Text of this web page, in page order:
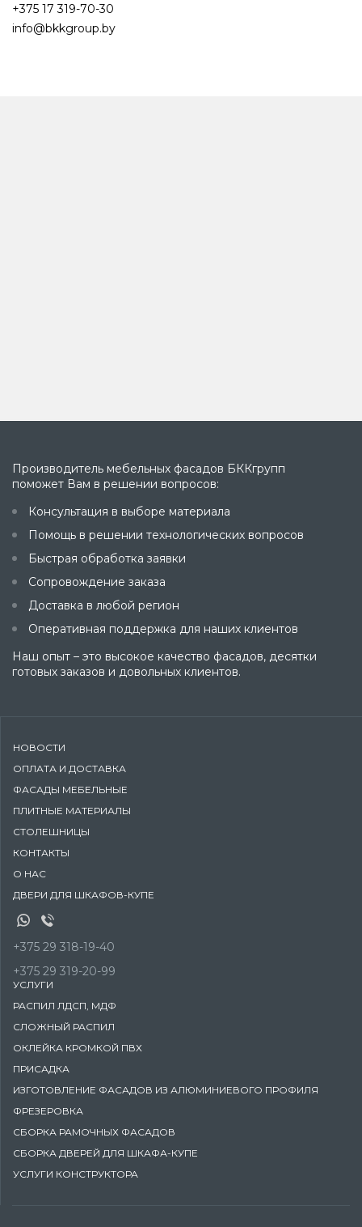
+375 17 319-70-30
info@bkkgroup.by
Производитель мебельных фасадов БККгрупп
поможет Вам в решении вопросов:
Консультация в выборе материала
Помощь в решении технологических вопросов
Быстрая обработка заявки
Сопровождение заказа
Доставка в любой регион
Оперативная поддержка для наших клиентов
Наш опыт – это высокое качество фасадов, десятки
готовых заказов и довольных клиентов.
НОВОСТИ
ОПЛАТА И ДОСТАВКА
ФАСАДЫ МЕБЕЛЬНЫЕ
ПЛИТНЫЕ МАТЕРИАЛЫ
СТОЛЕШНИЦЫ
КОНТАКТЫ
О НАС
ДВЕРИ ДЛЯ ШКАФОВ-КУПЕ
+375 29 318-19-40
+375 29 319-20-99
УСЛУГИ
РАСПИЛ ЛДСП, МДФ
СЛОЖНЫЙ РАСПИЛ
ОКЛЕЙКА КРОМКОЙ ПВХ
ПРИСАДКА
ИЗГОТОВЛЕНИЕ ФАСАДОВ ИЗ АЛЮМИНИЕВОГО ПРОФИЛЯ
ФРЕЗЕРОВКА
СБОРКА РАМОЧНЫХ ФАСАДОВ
CБОРКА ДВЕРЕЙ ДЛЯ ШКАФА-КУПЕ
УСЛУГИ КОНСТРУКТОРА